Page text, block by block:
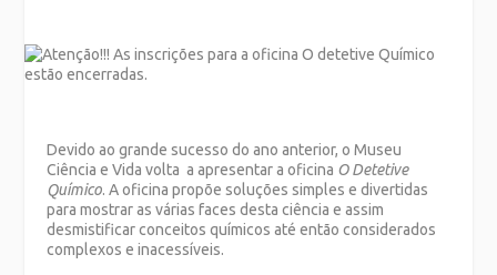
Devido ao grande sucesso do ano anterior, o Museu
Ciência e Vida volta a apresentar a oficina O Detetive
Químico. A oficina propõe soluções simples e divertidas
para mostrar as várias faces desta ciência e assim
desmistificar conceitos químicos até então considerados
complexos e inacessíveis.